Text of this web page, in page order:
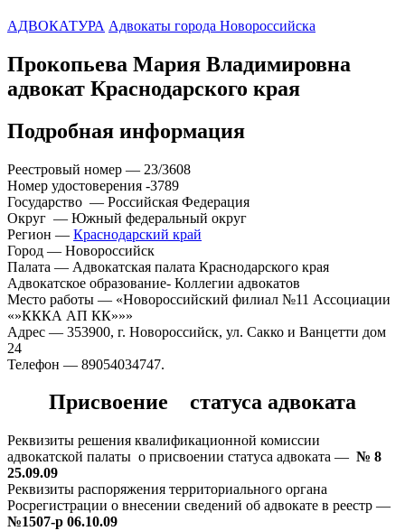
АДВОКАТУРА Адвокаты города Новороссийска
Прокопьева Мария Владимировна
адвокат Краснодарского края
Подробная информация
Реестровый номер — 23/3608
Номер удостоверения -3789
Государство — Российская Федерация
Округ — Южный федеральный округ
Регион — Краснодарский край
Город — Новороссийск
Палата — Адвокатская палата Краснодарского края
Адвокатское образование- Коллегии адвокатов
Место работы — «Новороссийский филиал №11 Ассоциации
«»КККА АП КК»»»
Адрес — 353900, г. Новороссийск, ул. Сакко и Ванцетти дом
24
Телефон — 89054034747.
Присвоение статуса адвоката
Реквизиты решения квалификационной комиссии
адвокатской палаты о присвоении статуса адвоката — № 8
25.09.09
Реквизиты распоряжения территориального органа
Росрегистрации о внесении сведений об адвокате в реестр —
№1507-р 06.10.09